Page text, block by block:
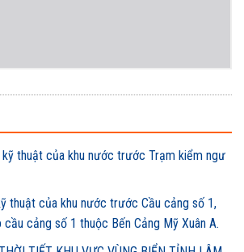
thuật của khu nước trước Trạm kiểm ngư
thuật của khu nước trước Cầu cảng số 1,
cảng số 1 thuộc Bến Cảng Mỹ Xuân A.